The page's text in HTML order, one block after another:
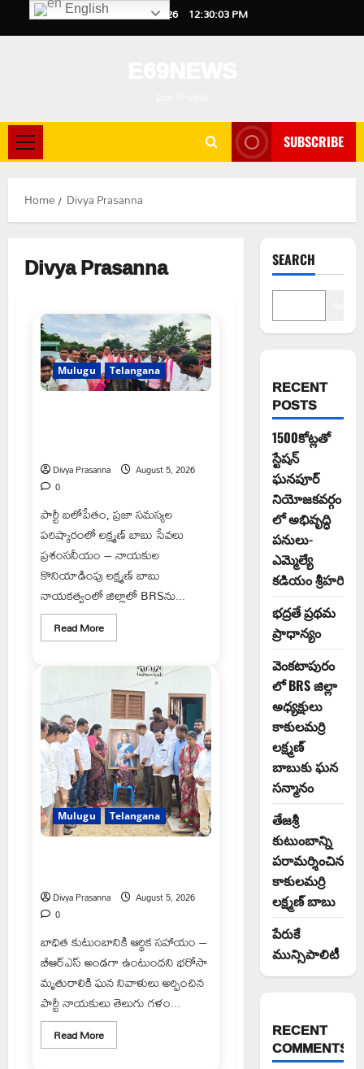
to
August 6, 2026 12:30:04 PM
Primary
Menu
SUBSCRIBE
Home Divya Prasanna
Divya Prasanna
Mulugu Telangana
Divya Prasanna
August 5, 2026
0
పార్టీ బలోపేతం, ప్రజా సమస్యల
పరిష్కారంలో లక్ష్మణ్ బాబు సేవలు
ప్రశంసనీయం – నాయకుల
కొనియాడింపు లక్ష్మణ్ బాబు
నాయకత్వంలో జిల్లాలో BRSను...
Read MoreRead
more
వెంకటాపురంలో
BRS
జిల్లా
అధ్యక్షులు
కాకులమర్రి
లక్ష్మణ్
బాబుకు
ఘన
సన్మానం
Mulugu Telangana
Divya Prasanna
August 5, 2026
0
బాధిత కుటుంబానికి ఆర్థిక సహాయం –
బీఆర్‌ఎస్ అండగా ఉంటుందని భరోసా
మృతురాలికి ఘన నివాళులు అర్పించిన
పార్టీ నాయకులు తెలుగు గళం...
Read MoreRead
more
Mahabubabad
Telangana
SEARCH
RECENT
POSTS
1500కోట్లతో
స్టేషన్
ఘనపూర్
నియోజకవర్గం
లో అభివృద్ధి
పనులు-
ఎమ్మెల్యే
కడియం శ్రీహరి
భద్రతే ప్రథమ
ప్రాధాన్యం
వెంకటాపురం
లో BRS జిల్లా
అధ్యక్షులు
కాకులమర్రి
లక్ష్మణ్
బాబుకు ఘన
సన్మానం
తేజశ్రీ
కుటుంబాన్ని
పరామర్శించిన
కాకులమర్రి
లక్ష్మణ్ బాబు
పేరుకే
మున్సిపాలిటీ
RECENT
COMMENTS
English